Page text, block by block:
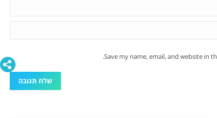
Save my name, email, and website in
שלח תגובה